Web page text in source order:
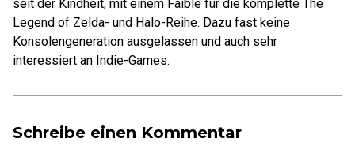
seit der Kindheit, mit einem Faible für die komplette The
Legend of Zelda- und Halo-Reihe. Dazu fast keine
Konsolengeneration ausgelassen und auch sehr
interessiert an Indie-Games.
Schreibe einen Kommentar